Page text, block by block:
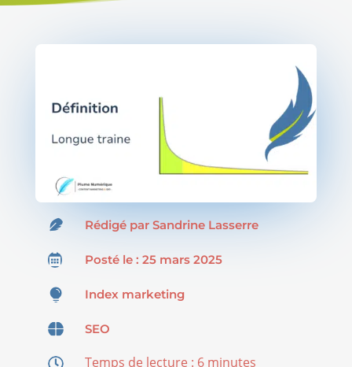
 Rédigé par Sandrine Lasserre
 Posté le : 25 mars 2025
 Index marketing
 SEO
 Temps de lecture : 6 minutes